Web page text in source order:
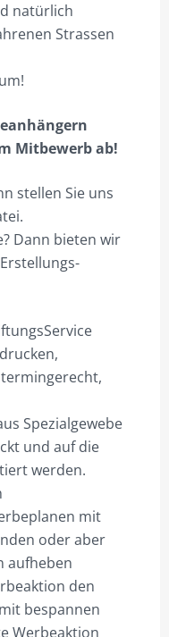
natürlich
Strassen
Mitbewerb ab!
stellen Sie uns
Dann bieten wir
Spezialgewebe
und auf die
werden.
mit
oder aber
aufheben
den
bespannen
Werbeaktion